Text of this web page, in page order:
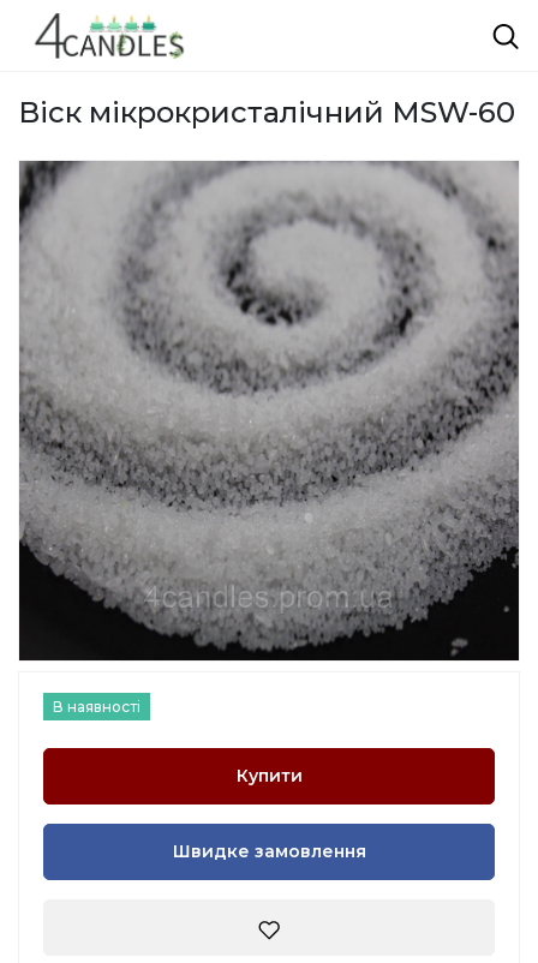
Віск мікрокристалічний MSW-60
В наявності
Купити
Швидке замовлення